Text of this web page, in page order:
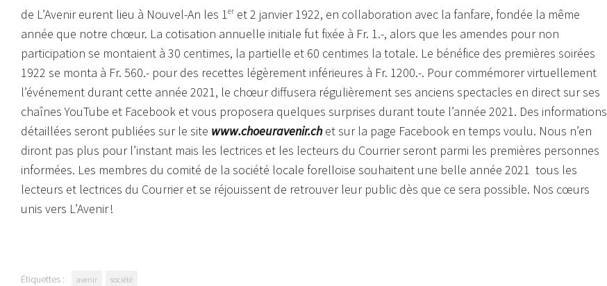
de L’Avenir eurent lieu à Nouvel-An les 1er et 2 janvier 1922, en collaboration avec la fanfare, fondée la même
année que notre chœur. La cotisation annuelle initiale fut fixée à Fr. 1.-, alors que les amendes pour non
participation se montaient à 30 centimes, la partielle et 60 centimes la totale. Le bénéfice des premières soirées
1922 se monta à Fr. 560.- pour des recettes légèrement inférieures à Fr. 1200.-. Pour commémorer virtuellement
l’événement durant cette année 2021, le chœur diffusera régulièrement ses anciens spectacles en direct sur ses
chaînes YouTube et Facebook et vous proposera quelques surprises durant toute l’année 2021. Des informations
détaillées seront publiées sur le site www.choeuravenir.chet sur la page Facebook en temps voulu. Nous n’en
diront pas plus pour l’instant mais les lectrices et les lecteurs du Courrier seront parmi les premières personnes
informées. Les membres du comité de la société locale forelloise souhaitent une belle année 2021 tous les
lecteurs et lectrices du Courrier et se réjouissent de retrouver leur public dès que ce sera possible. Nos cœurs
unis vers L’Avenir !
Étiquettes : avenir société